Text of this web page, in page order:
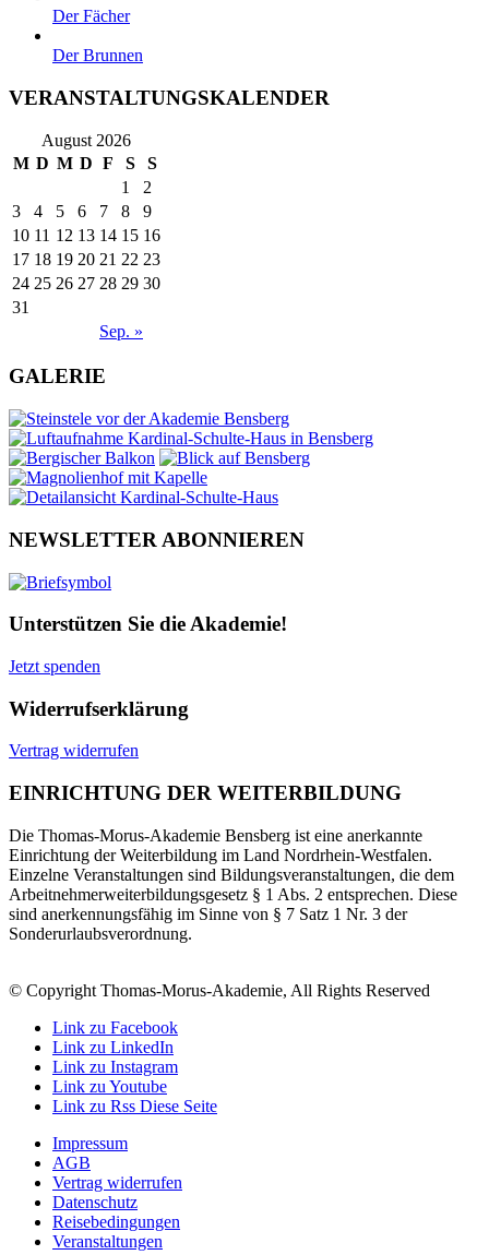
Der Fächer
Der Brunnen
VERANSTALTUNGSKALENDER
August 2026
M D M D F S S
Sep. »
1
2
3
4 5 6 7 8
9
10 11 12 13 14 15 16
17 18 19 20 21 22 23
24 25 26 27 28 29 30
31
GALERIE
NEWSLETTER ABONNIEREN
Unterstützen Sie die Akademie!
Jetzt spenden
Widerrufserklärung
Vertrag widerrufen
EINRICHTUNG DER WEITERBILDUNG
Die Thomas-Morus-Akademie Bensberg ist eine anerkannte
Einrichtung der Weiterbildung im Land Nordrhein-Westfalen.
Einzelne Veranstaltungen sind Bildungsveranstaltungen, die dem
Arbeitnehmerweiterbildungsgesetz § 1 Abs. 2 entsprechen. Diese
sind anerkennungsfähig im Sinne von § 7 Satz 1 Nr. 3 der
Sonderurlaubsverordnung.
© Copyright Thomas-Morus-Akademie, All Rights Reserved
Link zu Facebook
Link zu LinkedIn
Link zu Instagram
Link zu Youtube
Link zu Rss Diese Seite
Impressum
AGB
Vertrag widerrufen
Datenschutz
Reisebedingungen
Veranstaltungen